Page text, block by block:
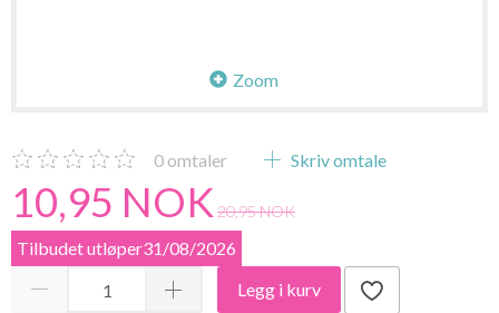
Zoom
0 omtaler Skriv omtale
10,95 NOK 20,95 NOK
Tilbudet utløper31/08/2026
Legg i kurv